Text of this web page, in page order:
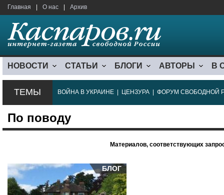
Главная О нас Архив
НОВОСТИ СТАТЬИ БЛОГИ АВТОРЫ В
ТЕМЫ ВОЙНА В УКРАИНЕ ЦЕНЗУРА ФОРУМ СВОБОДНОЙ
По поводу
Материалов, соответствующих
БЛОГ